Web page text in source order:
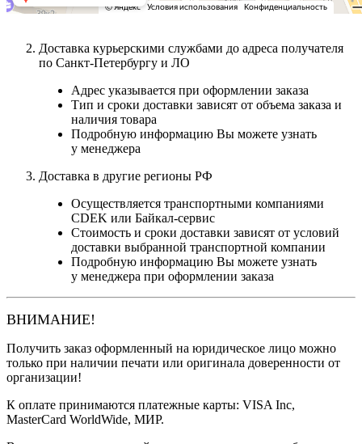
Доставка курьерскими службами до адреса получателя
по Санкт-Петербургу и ЛО
Адрес указывается при оформлении заказа
Тип и сроки доставки зависят от объема заказа и
наличия товара
Подробную информацию Вы можете узнать
у менеджера
Доставка в другие регионы РФ
Осуществляется транспортными компаниями
CDEK или Байкал-сервис
Стоимость и сроки доставки зависят от условий
доставки выбранной транспортной компании
Подробную информацию Вы можете узнать
у менеджера при оформлении заказа
ВНИМАНИЕ!
Получить заказ оформленный на юридическое лицо можно
только при наличии печати или оригинала доверенности от
организации!
К оплате принимаются платежные карты: VISA Inc,
MasterCard WorldWide, МИР.